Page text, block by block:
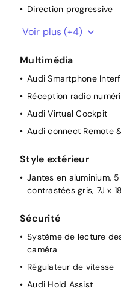
line - Seuils de portes
Sans assistance : pas
dépannage et de
la marque
Sans sécurité enfant
Sièges AV chauffants
Suppression totale
modèle
Toit ouvrant coulissant/
électriquement, en
vitrage teinté et pare-
Vitres surteintées
Direction progressive
Ciel de pavillon en
Sièges AV à réglage
Pédalier standard
Voir plus (+4)
Multimédia
Audi Smartphone
Réception radio
Audi Virtual Cockpit
Audi connect Remote
Style extérieur
Jantes en aluminium,
contrastées gris, 7J x
Sécurité
Système de lecture
caméra
Régulateur de vitesse
Audi Hold Assist